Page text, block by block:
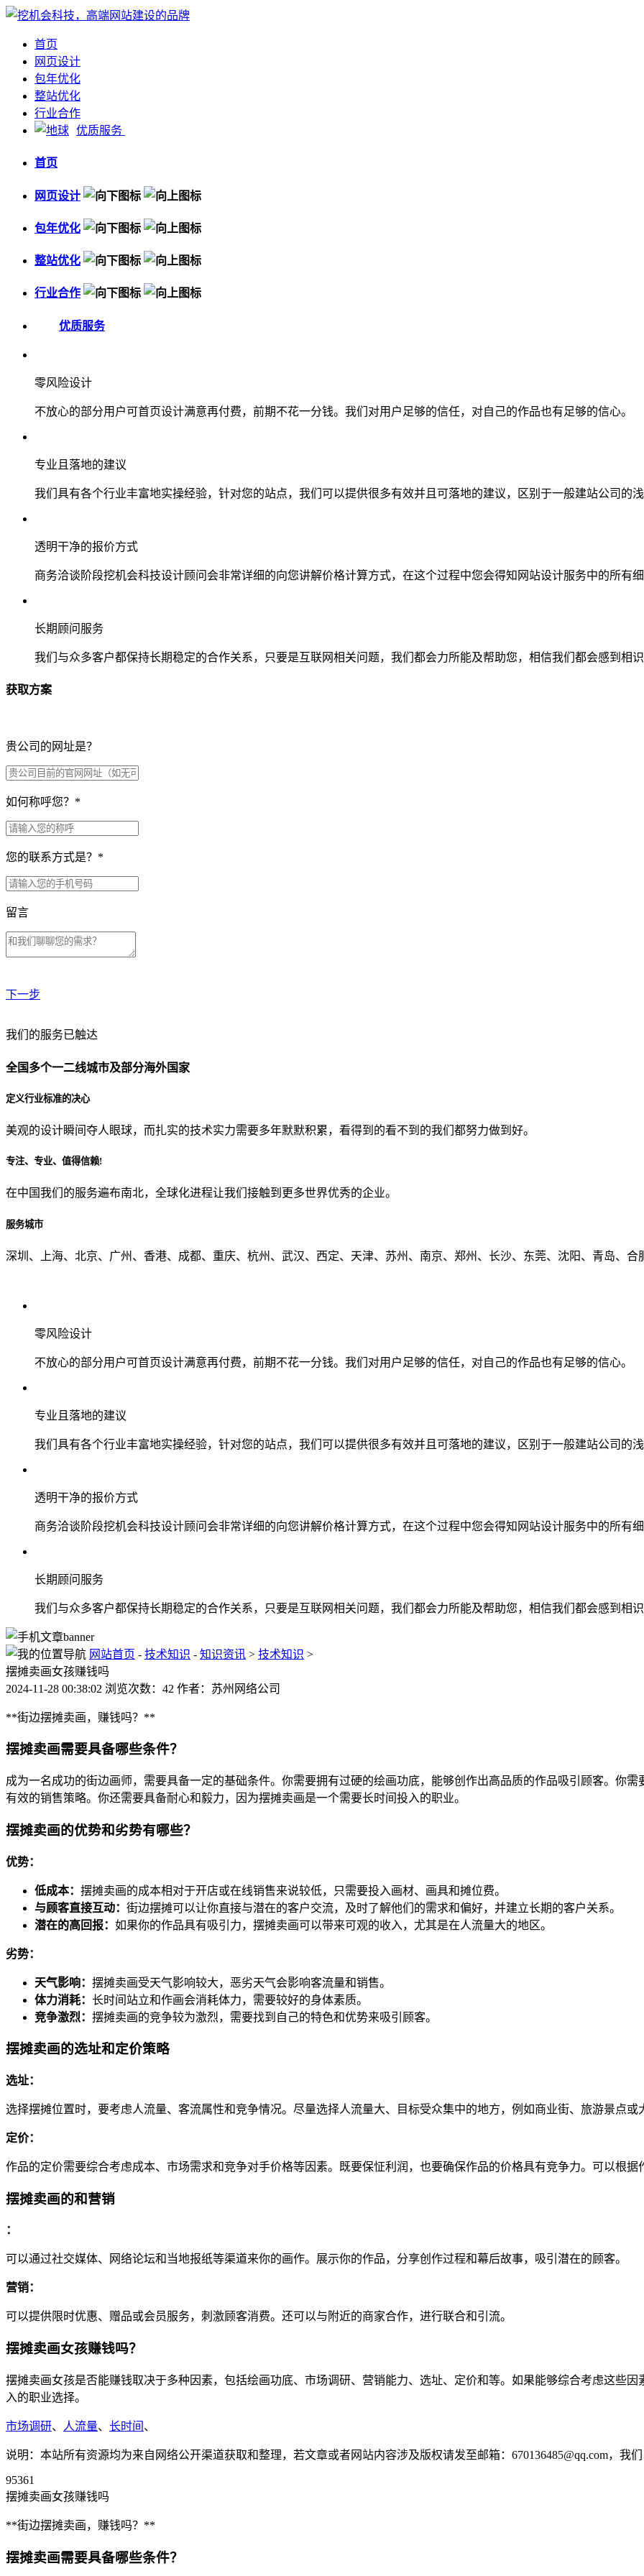
首页
网页设计
包年优化
整站优化
行业合作
优质服务
首页
网页设计
包年优化
整站优化
行业合作
优质服务
零风险设计
不放心的部分用户可首页设计满意再付费，前期不花一分钱。我们对用户足够的信任，对自己的作品也有足够的信心。
专业且落地的建议
我们具有各个行业丰富地实操经验，针对您的站点，我们可以提供很多有效并且可落地的建议，区别于一般建站公司的
透明干净的报价方式
商务洽谈阶段挖机会科技设计顾问会非常详细的向您讲解价格计算方式，在这个过程中您会得知网站设计服务中的所有
长期顾问服务
我们与众多客户都保持长期稳定的合作关系，只要是互联网相关问题，我们都会力所能及帮助您，相信我们都会感到相
获取方案
贵公司的网址是？
如何称呼您？ *
您的联系方式是？ *
留言
下一步
贵公司预算范围是？
贵公司的团队规模是？
从哪里了解到我们？
我们的服务已触达
全国多个一二线城市及部分海外国家
定义行业标准的决心
美观的设计瞬间夺人眼球，而扎实的技术实力需要多年默默积累，看得到的看不到的我们都努力做到好。
专注、专业、值得信赖!
在中国我们的服务遍布南北，全球化进程让我们接触到更多世界优秀的企业。
服务城市
深圳、上海、北京、广州、香港、成都、重庆、杭州、武汉、西定、天津、苏州、南京、郑州、长沙、东莞、沈阳、青岛、合
零风险设计
不放心的部分用户可首页设计满意再付费，前期不花一分钱。我们对用户足够的信任，对自己的作品也有足够的信心。
专业且落地的建议
我们具有各个行业丰富地实操经验，针对您的站点，我们可以提供很多有效并且可落地的建议，区别于一般建站公司的
透明干净的报价方式
商务洽谈阶段挖机会科技设计顾问会非常详细的向您讲解价格计算方式，在这个过程中您会得知网站设计服务中的所有
长期顾问服务
我们与众多客户都保持长期稳定的合作关系，只要是互联网相关问题，我们都会力所能及帮助您，相信我们都会感到相
网站首页 - 技术知识 - 知识资讯 > 技术知识 >
摆摊卖画女孩赚钱吗
2024-11-28 00:38:02 浏览次数：42 作者：苏州网络公司
**街边摆摊卖画，赚钱吗？**
摆摊卖画需要具备哪些条件？
成为一名成功的街边画师，需要具备一定的基础条件。你需要拥有过硬的绘画功底，能够创作出高品质的作品吸引顾客。你
有效的销售策略。你还需要具备耐心和毅力，因为摆摊卖画是一个需要长时间投入的职业。
摆摊卖画的优势和劣势有哪些？
优势：
低成本： 摆摊卖画的成本相对于开店或在线销售来说较低，只需要投入画材、画具和摊位费。
与顾客直接互动： 街边摆摊可以让你直接与潜在的客户交流，及时了解他们的需求和偏好，并建立长期的客户关系。
潜在的高回报： 如果你的作品具有吸引力，摆摊卖画可以带来可观的收入，尤其是在人流量大的地区。
劣势：
天气影响： 摆摊卖画受天气影响较大，恶劣天气会影响客流量和销售。
体力消耗： 长时间站立和作画会消耗体力，需要较好的身体素质。
竞争激烈： 摆摊卖画的竞争较为激烈，需要找到自己的特色和优势来吸引顾客。
摆摊卖画的选址和定价策略
选址：
选择摆摊位置时，要考虑人流量、客流属性和竞争情况。尽量选择人流量大、目标受众集中的地方，例如商业街、旅游景点或
定价：
作品的定价需要综合考虑成本、市场需求和竞争对手价格等因素。既要保怔利润，也要确保作品的价格具有竞争力。可以根
摆摊卖画的和营销
：
可以通过社交媒体、网络论坛和当地报纸等渠道来你的画作。展示你的作品，分享创作过程和幕后故事，吸引潜在的顾客。
营销：
可以提供限时优惠、赠品或会员服务，刺激顾客消费。还可以与附近的商家合作，进行联合和引流。
摆摊卖画女孩赚钱吗？
摆摊卖画女孩是否能赚钱取决于多种因素，包括绘画功底、市场调研、营销能力、选址、定价和等。如果能够综合考虑这些
入的职业选择。
市场调研、 人流量、 长时间 、
说明：本站所有资源均为来自网络公开渠道获取和整理，若文章或者网站内容涉及版权请发至邮箱：670136485@qq.com，我
95361
摆摊卖画女孩赚钱吗
**街边摆摊卖画，赚钱吗？**
摆摊卖画需要具备哪些条件？